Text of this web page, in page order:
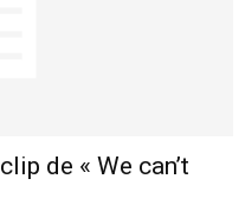
de « We can’t